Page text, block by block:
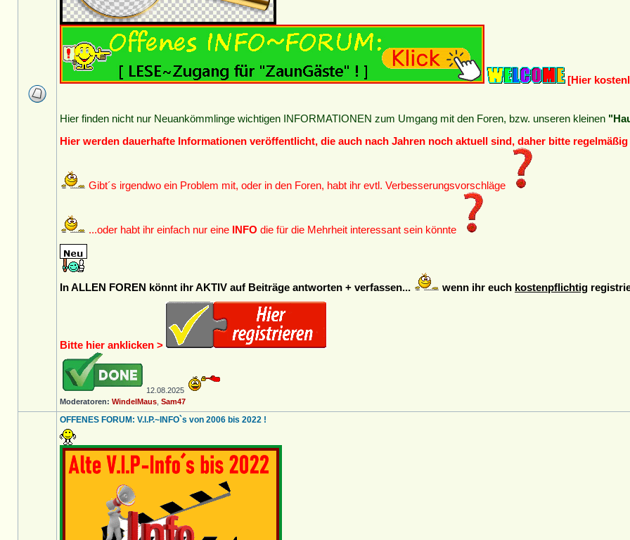
[Hier
Hier finden nicht nur Neuankömmlinge wichtigen INFORMATIONEN zum Umgang mit den Foren, bzw. unseren kleinen
Hier werden dauerhafte Informationen veröffentlicht, die auch nach Jahren noch aktuell sind, daher bitte regelmäßig
Gibt´s irgendwo ein Problem mit, oder in den Foren, habt ihr evtl. Verbesserungsvorschläge
...oder habt ihr einfach nur eine INFO die für die Mehrheit interessant sein könnte
In ALLEN FOREN könnt ihr AKTIV auf Beiträge antworten + verfassen... wenn ihr euch kostenpflichtig
Bitte hier anklicken >
12.08.2025
Moderatoren: WindelMaus Sam47
OFFENES FORUM: V.I.P.~INFO`s von 2006 bis 2022 !